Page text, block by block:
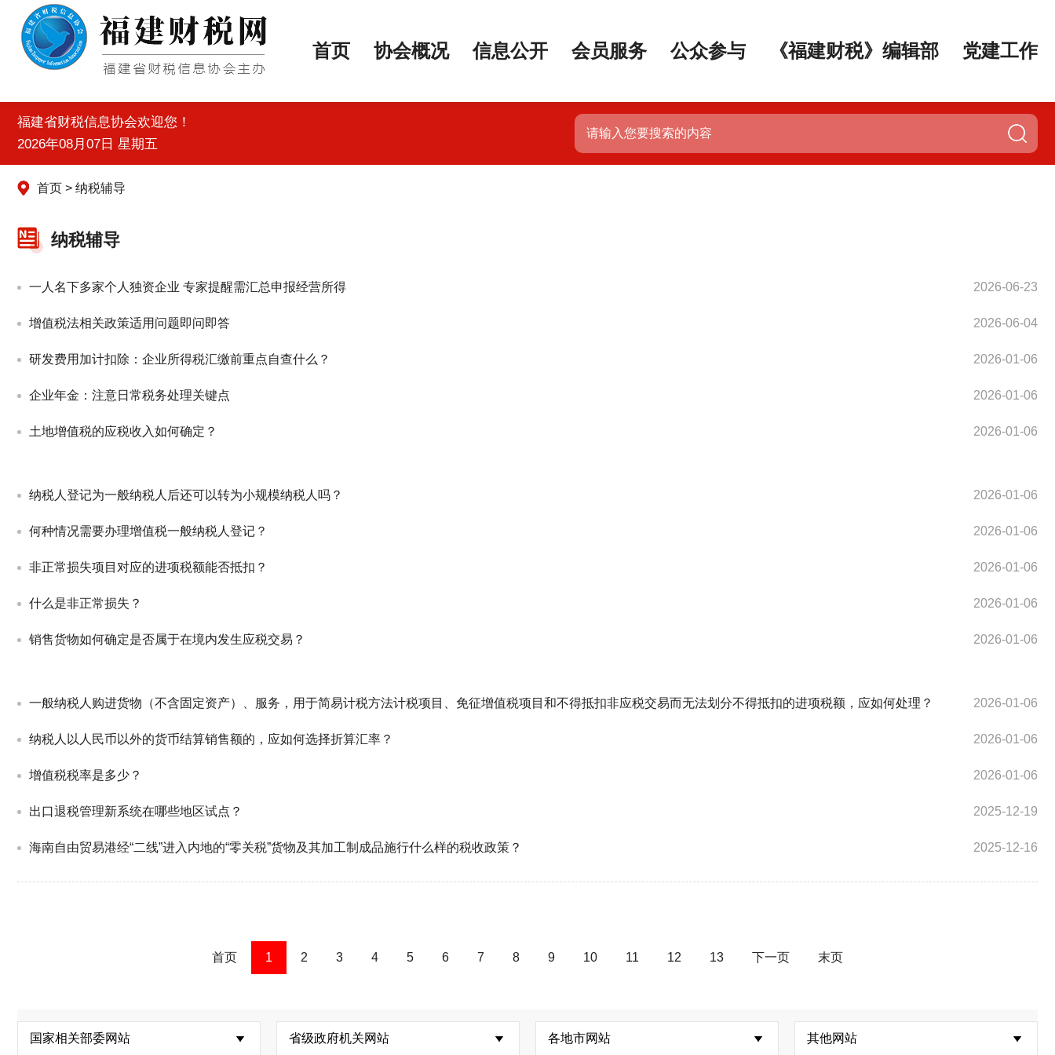
首页 协会概况 信息公开 会员服务 公众参与 《福建财税》编辑部 党建工作
福建省财税信息协会欢迎您！
2026年08月07日 星期五
首页 > 纳税辅导
纳税辅导
一人名下多家个人独资企业 专家提醒需汇总申报经营所得 2026-06-23
增值税法相关政策适用问题即问即答 2026-06-04
研发费用加计扣除：企业所得税汇缴前重点自查什么？ 2026-01-06
企业年金：注意日常税务处理关键点 2026-01-06
土地增值税的应税收入如何确定？ 2026-01-06
纳税人登记为一般纳税人后还可以转为小规模纳税人吗？ 2026-01-06
何种情况需要办理增值税一般纳税人登记？ 2026-01-06
非正常损失项目对应的进项税额能否抵扣？ 2026-01-06
什么是非正常损失？ 2026-01-06
销售货物如何确定是否属于在境内发生应税交易？ 2026-01-06
一般纳税人购进货物（不含固定资产）、服务，用于简易计税方法计税项目、免征增值税项目和不得抵扣非应税交易而无法划分不得抵扣的进项税额，应如何处理？ 2026-01-06
纳税人以人民币以外的货币结算销售额的，应如何选择折算汇率？ 2026-01-06
增值税税率是多少？ 2026-01-06
出口退税管理新系统在哪些地区试点？ 2025-12-19
海南自由贸易港经“二线”进入内地的“零关税”货物及其加工制成品施行什么样的税收政策？ 2025-12-16
首页 1 2 3 4 5 6 7 8 9 10 11 12 13 下一页 末页